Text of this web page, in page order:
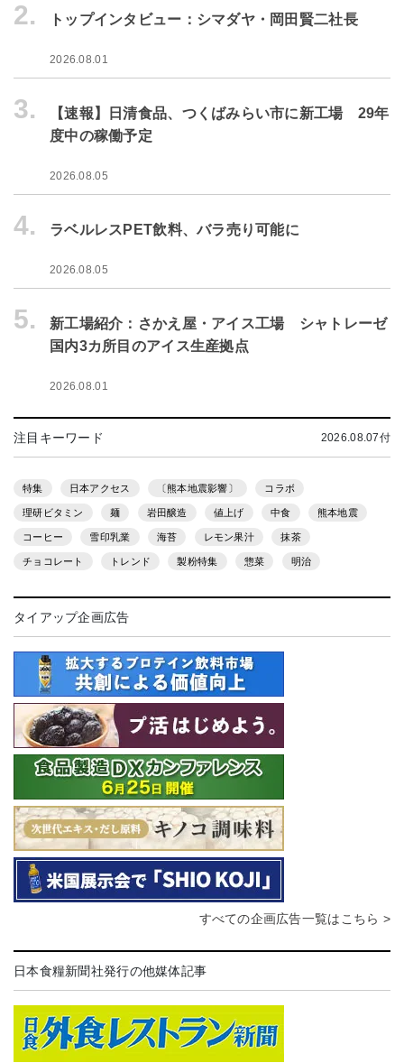
2. トップインタビュー：シマダヤ・岡田賢二社長
2026.08.01
3.
【速報】日清食品、つくばみらい市に新工場 29年
度中の稼働予定
2026.08.05
4. ラベルレスPET飲料、バラ売り可能に
2026.08.05
5.
新工場紹介：さかえ屋・アイス工場 シャトレーゼ
国内3カ所目のアイス生産拠点
2026.08.01
注目キーワード 2026.08.07付
特集 日本アクセス 〔熊本地震影響〕 コラボ
理研ビタミン 麺 岩田醸造 値上げ 中食 熊本地震
コーヒー 雪印乳業 海苔 レモン果汁 抹茶
チョコレート トレンド 製粉特集 惣菜 明治
タイアップ企画広告
すべての企画広告一覧はこちら >
日本食糧新聞社発行の他媒体記事